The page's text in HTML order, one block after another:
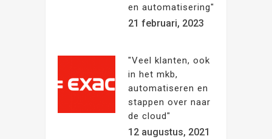
en automatisering"
21 februari, 2023
"Veel klanten, ook
in het mkb,
automatiseren en
stappen over naar
de cloud"
12 augustus, 2021